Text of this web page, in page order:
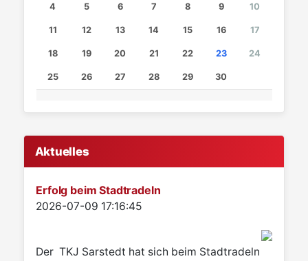
4 5 6 7 8 9 10
11 12 13 14 15 16 17
18 19 20 21 22 23 24
25 26 27 28 29 30
Aktuelles
Erfolg beim Stadtradeln
Details
2026-07-09 17:16:45
Der TKJ Sarstedt hat sich beim Stadtradeln